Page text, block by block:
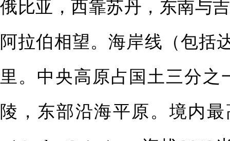
俄比亚，西靠苏丹，东南与
阿拉伯相望。海岸线（包括
里。中央高原占国土三分之
陵，东部沿海平原。境内